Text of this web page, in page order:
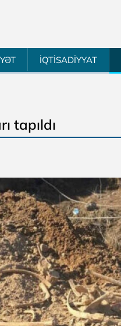
İQTİSADİYYAT
tapıldı